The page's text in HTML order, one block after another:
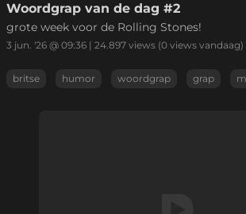
Link kopiëren
Woordgrap van de dag #2
grote week voor de Rolling Stones!
3 jun. '26 @ 09:36 | 24.897 views (0 views vandaag)
britse humor woordgrap grap